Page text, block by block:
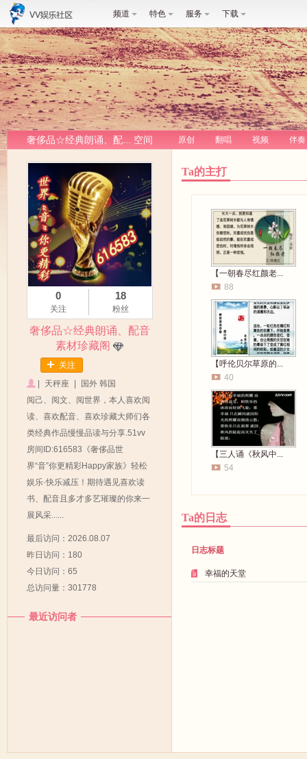
频道 特色 服务 下载
奢侈品☆经典朗诵、配... 空间 原创 翻唱 视频 伴奏
0
关注
18
粉丝
奢侈品☆经典朗诵、配音
素材珍藏阁
关注
天秤座
国外 韩国
阅己、阅文、阅世界，本人喜欢阅
读、喜欢配音、喜欢珍藏大师们各
类经典作品慢慢品读与分享.51vv
房间ID:616583《奢侈品世
界“音”你更精彩Happy家族》轻松
娱乐·快乐减压！期待遇见喜欢读
书、配音且多才多艺璀璨的你来一
展风采......
最后访问：2026.08.07
昨日访问：180
今日访问：65
总访问量：301778
最近访问者
Ta的主打
【一朝春尽红颜老...
88
【呼伦贝尔草原的...
40
【三人诵《秋风中...
54
Ta的日志
日志标题
幸福的天堂